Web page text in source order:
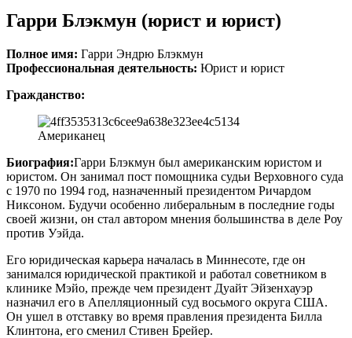
Гарри Блэкмун (юрист и юрист)
Полное имя: Гарри Эндрю Блэкмун
Профессиональная деятельность: Юрист и юрист
Гражданство:
Американец
Биография:Гарри Блэкмун был американским юристом и
юристом. Он занимал пост помощника судьи Верховного суда
с 1970 по 1994 год, назначенный президентом Ричардом
Никсоном. Будучи особенно либеральным в последние годы
своей жизни, он стал автором мнения большинства в деле Роу
против Уэйда.
Его юридическая карьера началась в Миннесоте, где он
занимался юридической практикой и работал советником в
клинике Мэйо, прежде чем президент Дуайт Эйзенхауэр
назначил его в Апелляционный суд восьмого округа США.
Он ушел в отставку во время правления президента Билла
Клинтона, его сменил Стивен Брейер.